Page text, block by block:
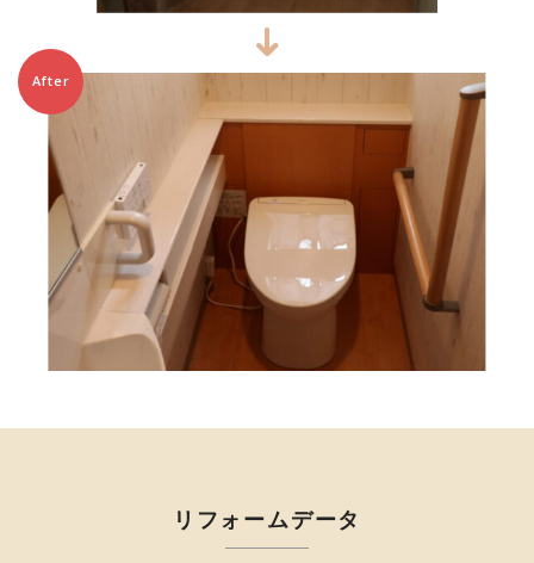
After
リフォームデータ